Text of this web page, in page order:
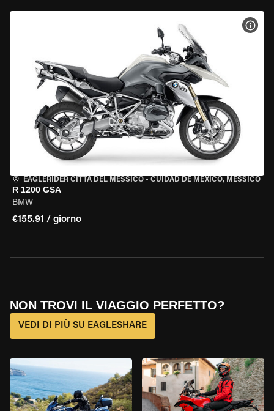
EAGLERIDER CITTÀ DEL MESSICO • CUIDAD DE MEXICO, MESSICO
R 1200 GSA
BMW
€155.91 / giorno
NON TROVI IL VIAGGIO PERFETTO?
VEDI DI PIÙ SU EAGLESHARE